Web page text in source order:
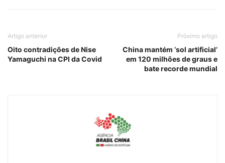
Artigo anterior
Oito contradições de Nise
Yamaguchi na CPI da Covid
Próximo artigo
China mantém ‘sol artificial’
em 120 milhões de graus e
bate recorde mundial